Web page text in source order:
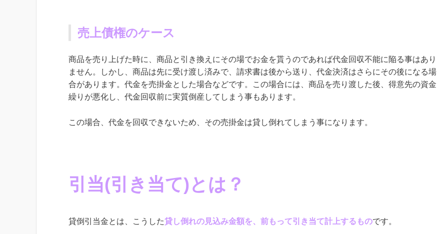
売上債権のケース
商品を売り上げた時に、商品と引き換えにその場でお金を貰うのであれば代金回収不能に陥る事はあり
ません。しかし、商品は先に受け渡し済みで、請求書は後から送り、代金決済はさらにその後になる場
合があります。代金を売掛金とした場合などです。この場合には、商品を売り渡した後、得意先の資金
繰りが悪化し、代金回収前に実質倒産してしまう事もあります。
この場合、代金を回収できないため、その売掛金は貸し倒れてしまう事になります。
引当(引き当て)とは？
貸倒引当金とは、こうした貸し倒れの見込み金額を、前もって引き当て計上するものです。